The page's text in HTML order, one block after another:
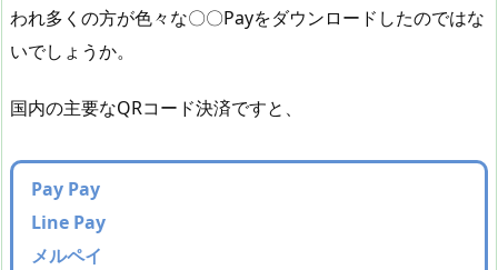
われ多くの方が色々な〇〇Payをダウンロードしたのではな
いでしょうか。
国内の主要なQRコード決済ですと、
Pay Pay
Line Pay
メルペイ